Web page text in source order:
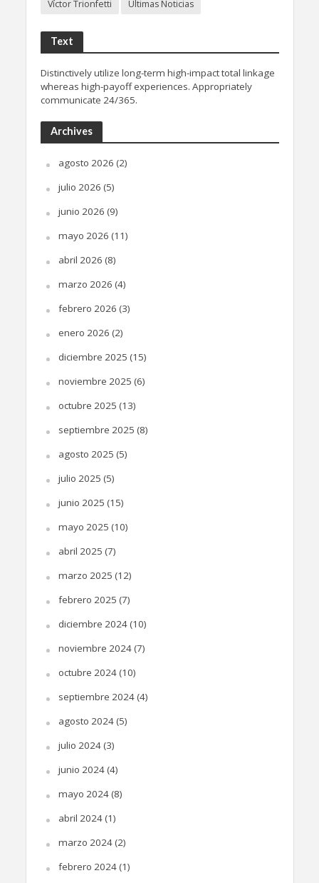
Víctor Trionfetti Últimas Noticias
Text
Distinctively utilize long-term high-impact total linkage
whereas high-payoff experiences. Appropriately
communicate 24/365.
Archives
agosto 2026 (2)
julio 2026 (5)
junio 2026 (9)
mayo 2026 (11)
abril 2026 (8)
marzo 2026 (4)
febrero 2026 (3)
enero 2026 (2)
diciembre 2025 (15)
noviembre 2025 (6)
octubre 2025 (13)
septiembre 2025 (8)
agosto 2025 (5)
julio 2025 (5)
junio 2025 (15)
mayo 2025 (10)
abril 2025 (7)
marzo 2025 (12)
febrero 2025 (7)
diciembre 2024(10)
noviembre 2024(7)
octubre 2024(10)
septiembre 2024(4)
agosto 2024(5)
julio 2024(3)
junio 2024(4)
mayo 2024(8)
abril 2024(1)
marzo 2024(2)
febrero 2024(1)